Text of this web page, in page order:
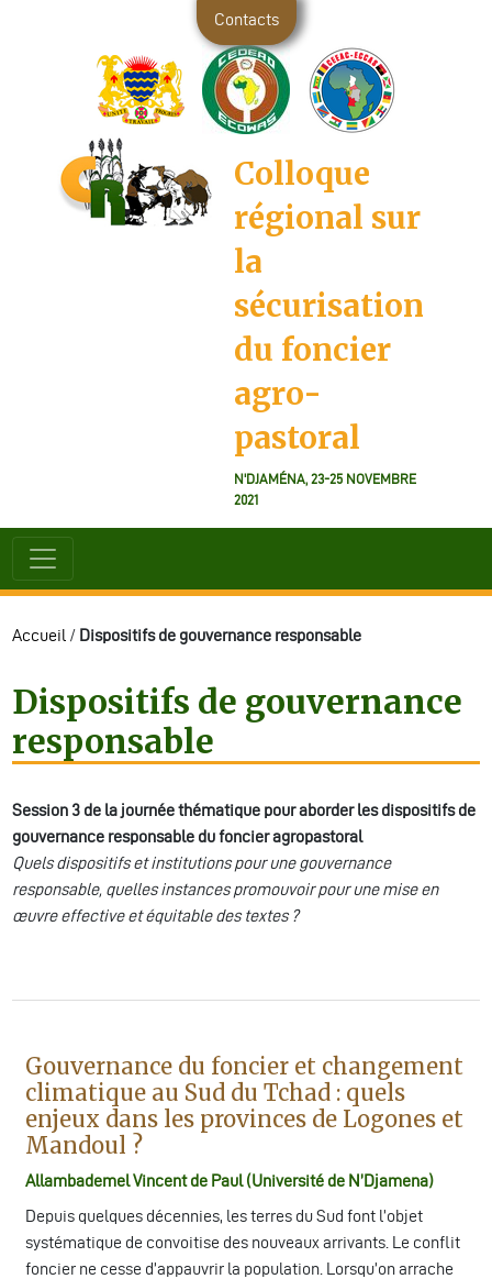
Colloque
régional sur
la
sécurisation
du foncier
agro-
pastoral
N'DJAMÉNA, 23-25 NOVEMBRE
2021
Contacts
Accueil / Dispositifs de gouvernance responsable
Dispositifs de gouvernance
responsable
Session 3 de la journée thématique pour aborder les dispositifs de
gouvernance responsable du foncier agropastoral
Quels dispositifs et institutions pour une gouvernance
responsable, quelles instances promouvoir pour une mise en
œuvre effective et équitable des textes ?
Gouvernance du foncier et changement
climatique au Sud du Tchad : quels
enjeux dans les provinces de Logones et
Mandoul ?
Allambademel Vincent de Paul (Université de N’Djamena)
Depuis quelques décennies, les terres du Sud font l’objet
systématique de convoitise des nouveaux arrivants. Le conflit
foncier ne cesse d’appauvrir la population. Lorsqu’on arrache